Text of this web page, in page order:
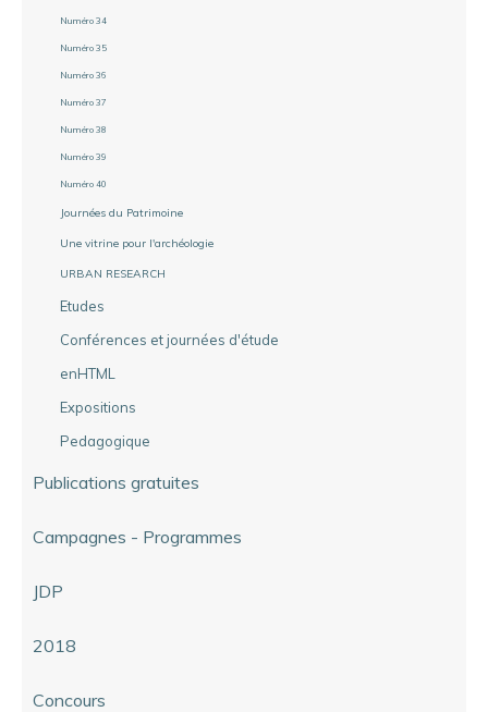
Numéro 34
Numéro 35
Numéro 36
Numéro 37
Numéro 38
Numéro 39
Numéro 40
Journées du Patrimoine
Une vitrine pour l'archéologie
URBAN RESEARCH
Etudes
Conférences et journées d'étude
enHTML
Expositions
Pedagogique
Publications gratuites
Campagnes - Programmes
JDP
2018
Concours